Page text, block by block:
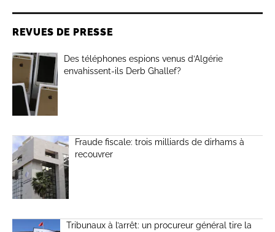
REVUES DE PRESSE
Des téléphones espions venus d’Algérie
envahissent-ils Derb Ghallef?
Fraude fiscale: trois milliards de dirhams à
recouvrer
Tribunaux à l’arrêt: un procureur général tire la